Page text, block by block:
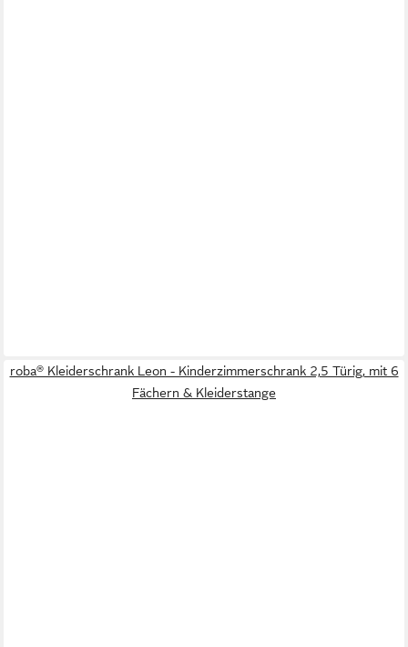
roba® Kleiderschrank Leon - Kinderzimmerschrank 2,5 Türig, mit 6
Fächern & Kleiderstange